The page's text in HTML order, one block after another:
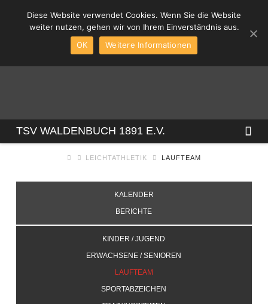
TSV
WALDENBUCH
TSV WALDENBUCH 1891 E.V.
LEICHTATHLETIK LAUFTEAM
KALENDER
BERICHTE
KINDER / JUGEND
ERWACHSENE / SENIOREN
LAUFTEAM
SPORTABZEICHEN
Diese Website verwendet Cookies. Wenn Sie die Website
weiter nutzen, gehen wir von Ihrem Einverständnis aus.
OK
Weitere Informationen